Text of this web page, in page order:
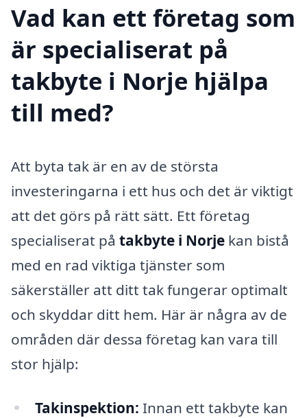
Vad kan ett företag som
är specialiserat på
takbyte i Norje hjälpa
till med?
Att byta tak är en av de största
investeringarna i ett hus och det är viktigt
att det görs på rätt sätt. Ett företag
specialiserat på takbyte i Norje kan bistå
med en rad viktiga tjänster som
säkerställer att ditt tak fungerar optimalt
och skyddar ditt hem. Här är några av de
områden där dessa företag kan vara till
stor hjälp:
Takinspektion: Innan ett takbyte kan